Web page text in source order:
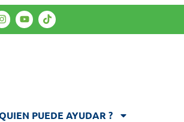
PUEDE AYUDAR ?